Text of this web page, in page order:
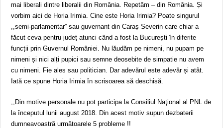
mai liberali dintre liberalii din România. Repetăm – din România. Și
vorbim aici de Horia Irimia. Cine este Horia Irimia? Poate singurul
,,semi-parlamentar” sau guvernant din Caraș Severin care chiar a
făcut ceva pentru județ atunci când a fost la București în diferite
funcții prin Guvernul României. Nu lăudăm pe nimeni, nu pupam pe
nimeni și nici alți pupici sau semne deosebite de simpatie nu avem
cu nimeni. Fie ales sau politician. Dar adevărul este adevăr și atât.
Iată ce spune Horia Irimia în scrisoarea să deschisă.
,,Din motive personale nu pot participa la Consiliul Naţional al PNL de
la începutul lunii august 2018. Din acest motiv supun dezbaterii
dumneavoastră următoarele 5 probleme !!